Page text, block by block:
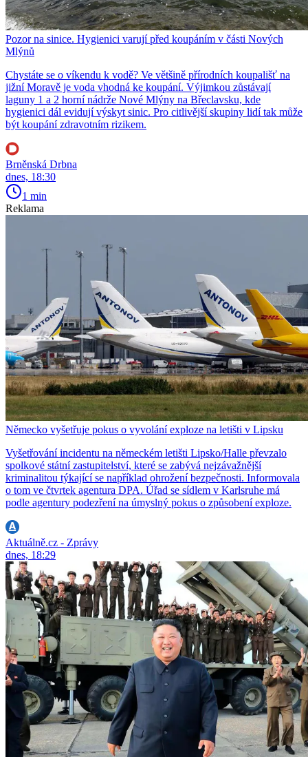
Pozor na sinice. Hygienici varují před koupáním v části Nových
Mlýnů
Chystáte se o víkendu k vodě? Ve většině přírodních koupališť na
jižní Moravě je voda vhodná ke koupání. Výjimkou zůstávají
laguny 1 a 2 horní nádrže Nové Mlýny na Břeclavsku, kde
hygienici dál evidují výskyt sinic. Pro citlivější skupiny lidí tak může
být koupání zdravotním rizikem.
Brněnská Drbna
dnes, 18:30
1 min
Reklama
Německo vyšetřuje pokus o vyvolání exploze na letišti v Lipsku
Vyšetřování incidentu na německém letišti Lipsko/Halle převzalo
spolkové státní zastupitelství, které se zabývá nejzávažnější
kriminalitou týkající se například ohrožení bezpečnosti. Informovala
o tom ve čtvrtek agentura DPA. Úřad se sídlem v Karlsruhe má
podle agentury podezření na úmyslný pokus o způsobení exploze.
Aktuálně.cz - Zprávy
dnes, 18:29